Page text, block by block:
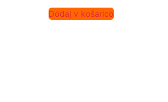
Dodaj v košarico